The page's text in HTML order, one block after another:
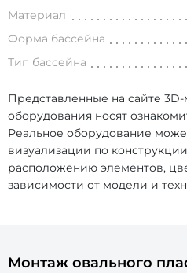
Материал
Форма бассейна
Тип бассейна
Представленные на сайте
оборудования носят
Реальное оборудование
визуализации по
расположению элементов,
зависимости от модели и
Монтаж овального